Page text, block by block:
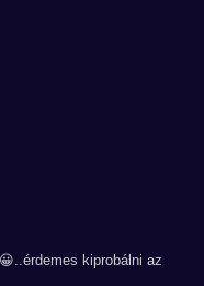
kiprobálni az